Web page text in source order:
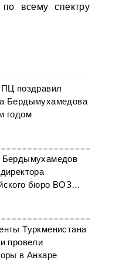
по всему спектру
поздравил
Бердымухамедова
годом
Бердымухамедов
бюро ВОЗ
Туркменистана
в Анкаре